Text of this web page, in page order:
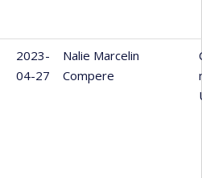
2023-
04-27
Nalie Marcelin
Compere